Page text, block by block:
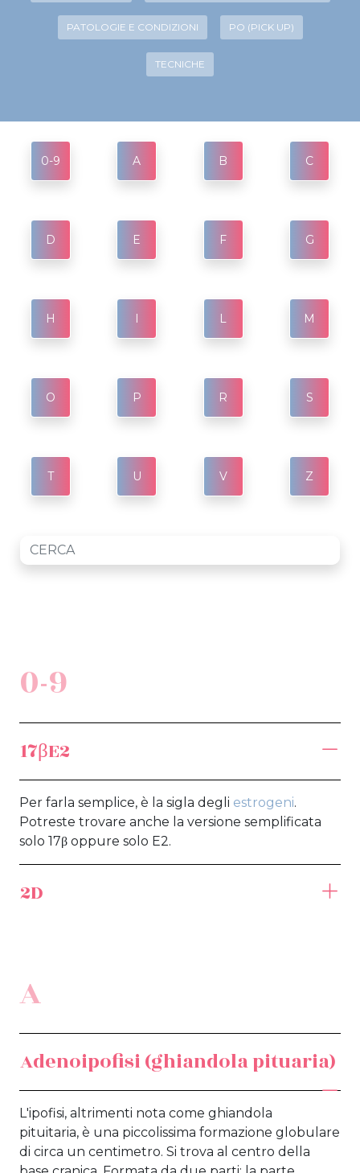
PATOLOGIE E CONDIZIONI PO (PICK UP)
TECNICHE
0-9 A B C
D E F G
H I L M
O P R S
T U V Z
0-9
17βE2
Per farla semplice, è la sigla degli estrogeni.
Potreste trovare anche la versione semplificata
solo 17β oppure solo E2.
2D
A
Adenoipofisi (ghiandola pituaria)
L'ipofisi, altrimenti nota come ghiandola
pituitaria, è una piccolissima formazione globulare
di circa un centimetro. Si trova al centro della